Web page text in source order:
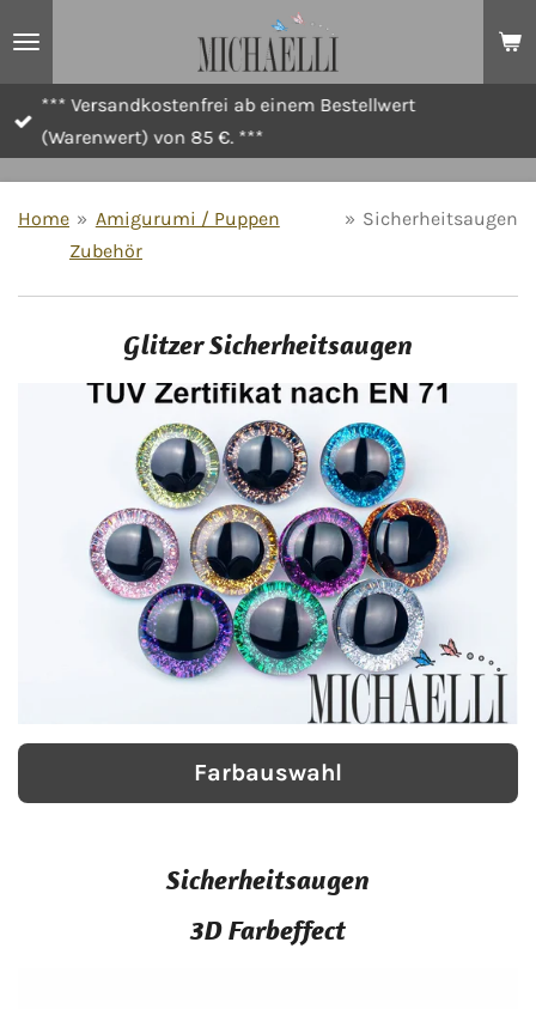
*** Versandkostenfrei ab einem Bestellwert
(Warenwert) von 85 €. ***
Home » Amigurumi / Puppen
Zubehör
» Sicherheitsaugen
Glitzer Sicherheitsaugen
Farbauswahl
Sicherheitsaugen
3D Farbeffect